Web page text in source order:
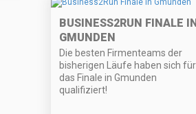
BUSINESS2RUN FINALE
GMUNDEN
Die besten Firmenteams der
bisherigen Läufe haben sich für
das Finale in Gmunden
qualifiziert!